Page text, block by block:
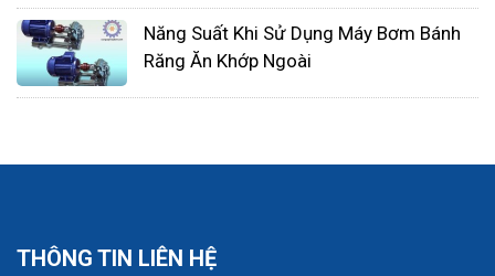
Sục khí cá nhân: bể bơi, hồ bơi,…
Sục khí nuôi trồng thủy hải sản,..
Năng Suất Khi Sử Dụng Máy Bơm Bánh
Răng Ăn Khớp Ngoài
THÔNG TIN LIÊN HỆ